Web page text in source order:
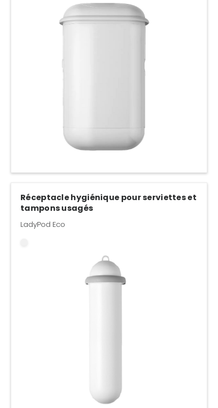
Réceptacle hygiénique pour serviettes et
tampons usagés
LadyPod Eco